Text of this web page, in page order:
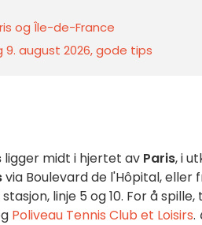
og Île-de-France
9. august 2026, gode tips
ligger midt i hjertet av Paris, i
via Boulevard de l'Hôpital, eller
linje 5 og 10. For å
Poliveau Tennis Club et Loisirs.